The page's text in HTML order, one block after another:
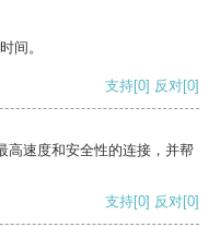
间。
支持[0] 反对[0]
高速度和安全性的连接，并帮
支持[0] 反对[0]